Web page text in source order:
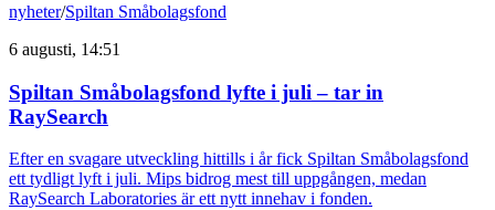
nyheter/Spiltan Småbolagsfond
6 augusti, 14:51
Spiltan Småbolagsfond lyfte i juli – tar in
RaySearch
Efter en svagare utveckling hittills i år fick Spiltan Småbolagsfond
ett tydligt lyft i juli. Mips bidrog mest till uppgången, medan
RaySearch Laboratories är ett nytt innehav i fonden.